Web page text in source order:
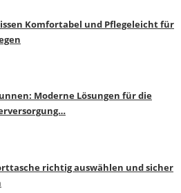
Komfortabel und Pflegeleicht für
Moderne Lösungen für die
richtig auswählen und sicher